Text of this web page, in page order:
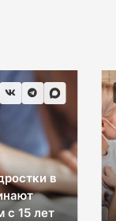
в
с 15 лет